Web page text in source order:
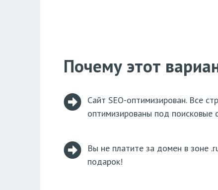
Почему этот
Сайт SEO-оптимизирован. Все
оптимизированы под поисковые
Вы не платите за домен в зоне
подарок!